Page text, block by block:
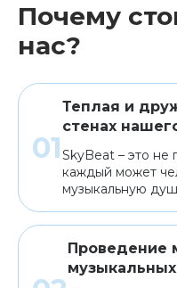
Почему
нас?
Теплая и
стенах
SkyBeat – это не
каждый может
музыкальную
Проведение